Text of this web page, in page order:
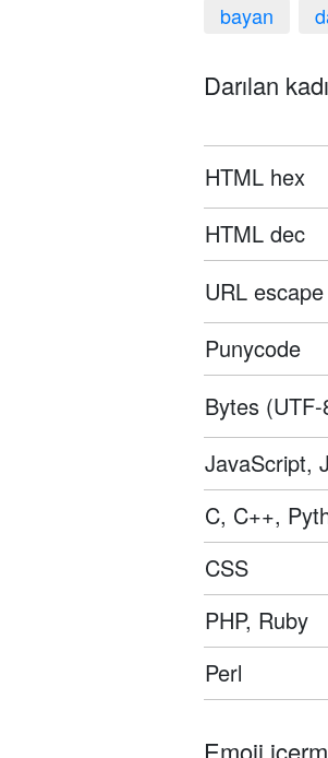
bayan
Darılan
HTML hex
HTML dec
URL
Punycode
Bytes (UTF-
JavaScript,
C, C++,
CSS
PHP, Ruby
Perl
Emoji